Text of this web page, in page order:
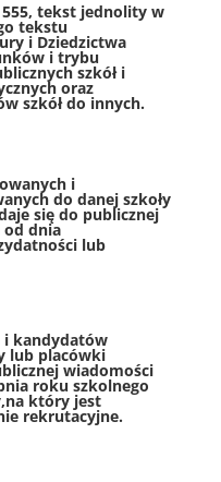
555, tekst jednolity w
tekstu
i Dziedzictwa
i trybu
szkół i
oraz
szkół do innych.
i
do danej szkoły
się do publicznej
dnia
lub
i kandydatów
lub placówki
wiadomości
roku szkolnego
na który jest
rekrutacyjne.